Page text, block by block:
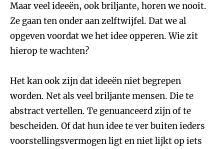
Maar veel ideeën, ook briljante, horen we nooit.
Ze gaan ten onder aan zelftwijfel. Dat we al
opgeven voordat we het idee opperen. Wie zit
hierop te wachten?
Het kan ook zijn dat ideeën niet begrepen
worden. Net als veel briljante mensen. Die te
abstract vertellen. Te genuanceerd zijn of te
bescheiden. Of dat hun idee te ver buiten ieders
voorstellingsvermogen ligt en niet lijkt op iets